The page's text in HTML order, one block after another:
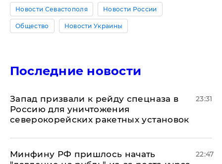
Новости Севастополя Новости России
Общество Новости Украины
Последние новости
Запад призвали к рейду спецназа в
Россию для уничтожения
северокорейских ракетных установок
23:31
Минфину РФ пришлось начать
22:47